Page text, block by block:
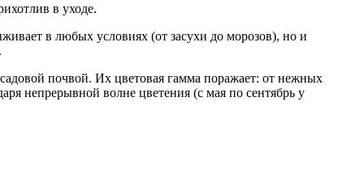
в уходе.
в любых условиях (от засухи до морозов), но и
почвой. Их цветовая гамма поражает: от нежных
непрерывной волне цветения (с мая по сентябрь у